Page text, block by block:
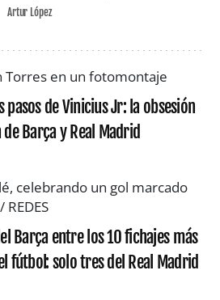
Artur López
pasos de Vinicius Jr: la obsesión
Barça y Real Madrid
Barça entre los 10 fichajes más
fútbol: solo tres del Real Madrid